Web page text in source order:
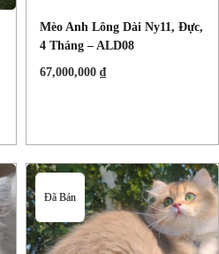
Mèo Anh Lông Dài Ny11, Đực,
4 Tháng – ALD08
67,000,000 ₫
Đã Bán